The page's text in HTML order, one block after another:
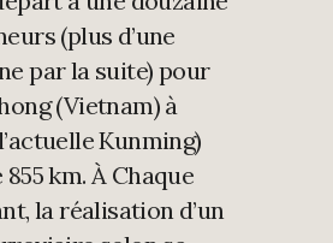
(plus d’une
par la suite) pour
(Vietnam) à
Kunming)
km. À Chaque
la réalisation d’un